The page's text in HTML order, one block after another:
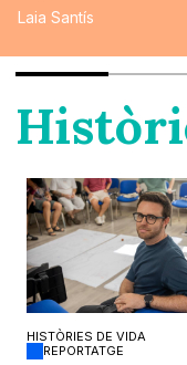
Laia Santís
HISTÒRIES DE VIDA
REPORTATGE